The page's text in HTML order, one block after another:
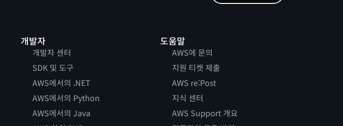
개발자
개발자 센터
SDK 및 도구
AWS에서의 .NET
AWS에서의 Python
AWS에서의 Java
도움말
AWS에 문의
지원 티켓 제출
AWS re:Post
지식 센터
AWS Support 개요